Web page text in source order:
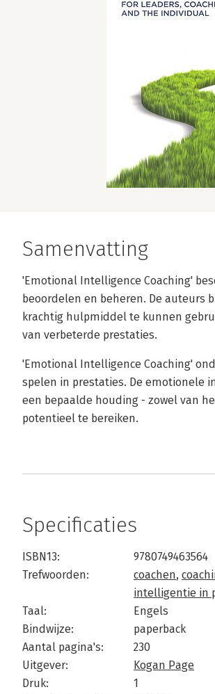
Samenvatting
'Emotional Intelligence Coaching'
beoordelen en beheren. De auteurs
krachtig hulpmiddel te kunnen
van verbeterde prestaties.
'Emotional Intelligence Coaching'
spelen in prestaties. De emotionele
een bepaalde houding - zowel van
potentieel te bereiken.
Specificaties
ISBN13:
9780749463564
Trefwoorden:
coachen,
intelligentie in
Taal:
Engels
Bindwijze:
paperback
Aantal pagina's:
230
Uitgever:
Kogan Page
Druk:
1